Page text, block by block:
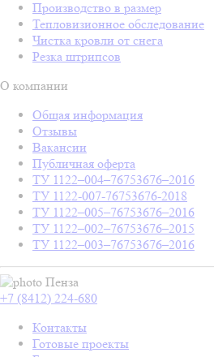
Производство в размер
Тепловизионное обследование
Чистка кровли от снега
Резка штрипсов
О компании
Общая информация
Отзывы
Вакансии
Публичная оферта
ТУ 1122–004–76753676–2016
ТУ 1122-007-76753676-2018
ТУ 1122–005–76753676–2016
ТУ 1122–002–76753676–2015
ТУ 1122–003–76753676–2016
Пенза
+7 (8412) 224-680
Контакты
Готовые проекты